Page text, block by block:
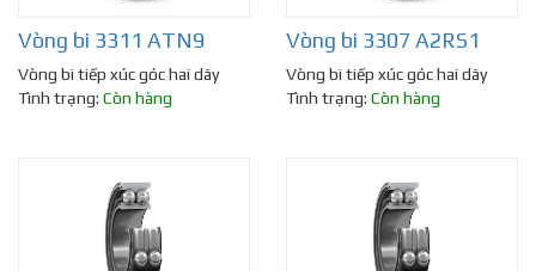
Vòng bi 3311 ATN9
Vòng bi tiếp xúc góc hai dãy
Tình trạng: Còn hàng
Vòng bi 3307 A2RS1
Vòng bi tiếp xúc góc hai dãy
Tình trạng: Còn hàng